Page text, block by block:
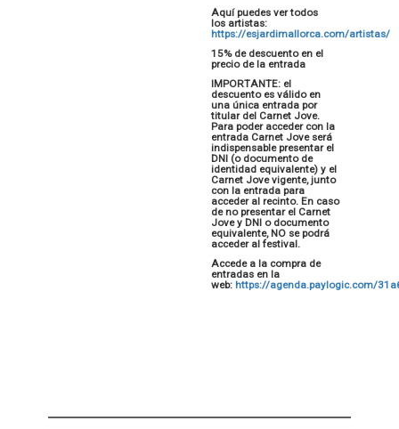
Aquí puedes ver todos
los artistas:
https://esjardimallorca.com/artistas/
15% de descuento en el
precio de la entrada
IMPORTANTE: el
descuento es válido en
una única entrada por
titular del Carnet Jove.
Para poder acceder con la
entrada Carnet Jove será
indispensable presentar el
DNI (o documento de
identidad equivalente) y el
Carnet Jove vigente, junto
con la entrada para
acceder al recinto. En caso
de no presentar el Carnet
Jove y DNI o documento
equivalente, NO se podrá
acceder al festival.
Accede a la compra de
entradas en la
web: https://agenda.paylogic.com/